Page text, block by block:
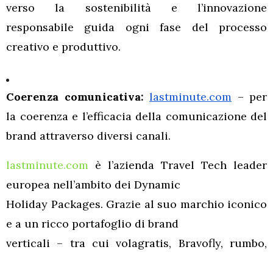
verso la sostenibilità e l’innovazione
responsabile guida ogni fase del processo
creativo e produttivo.
Coerenza comunicativa: lastminute.com – per
la coerenza e l’efficacia della comunicazione del
brand attraverso diversi canali.
lastminute.com è l’azienda Travel Tech leader
europea nell’ambito dei Dynamic
Holiday Packages. Grazie al suo marchio iconico
e a un ricco portafoglio di brand
verticali – tra cui volagratis, Bravofly, rumbo,